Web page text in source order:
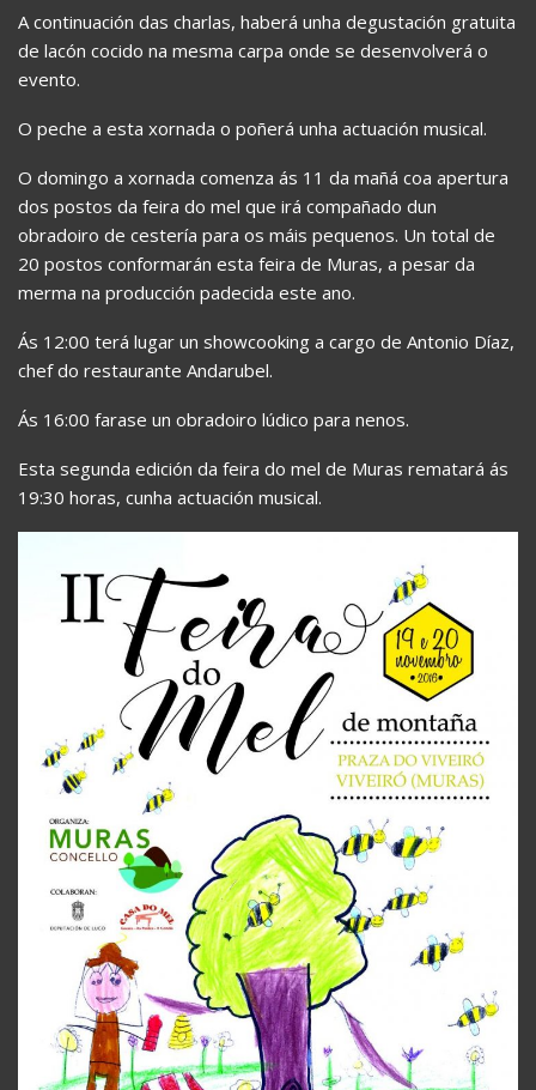
A continuación das charlas, haberá unha degustación gratuita
de lacón cocido na mesma carpa onde se desenvolverá o
evento.
O peche a esta xornada o poñerá unha actuación musical.
O domingo a xornada comenza ás 11 da mañá coa apertura
dos postos da feira do mel que irá compañado dun
obradoiro de cestería para os máis pequenos. Un total de
20 postos conformarán esta feira de Muras, a pesar da
merma na producción padecida este ano.
Ás 12:00 terá lugar un showcooking a cargo de Antonio Díaz,
chef do restaurante Andarubel.
Ás 16:00 farase un obradoiro lúdico para nenos.
Esta segunda edición da feira do mel de Muras rematará ás
19:30 horas, cunha actuación musical.